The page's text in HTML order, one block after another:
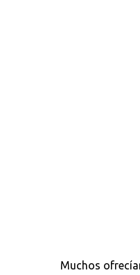
Muchos